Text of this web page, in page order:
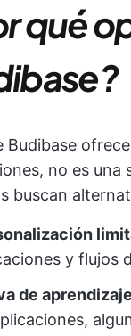
qué
Budibase
no es una
buscan
y flujos
de